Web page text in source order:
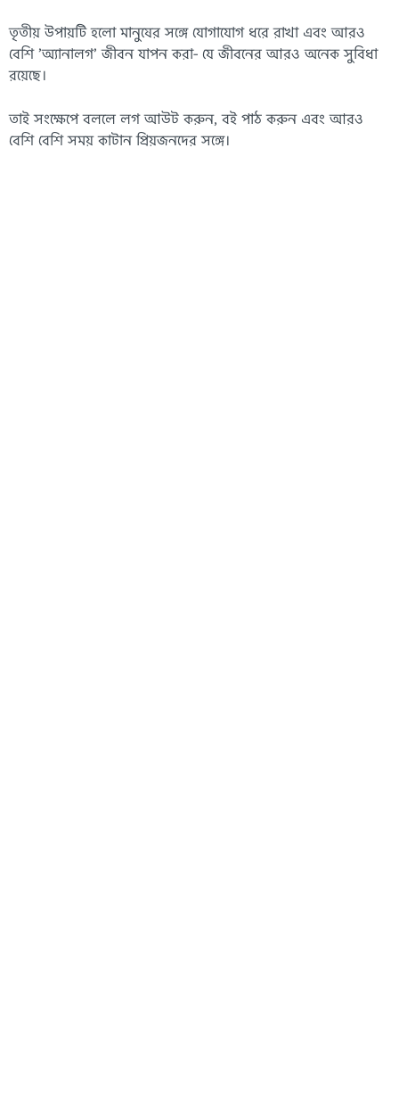
তৃতীয় উপায়টি হলো মানুষের সঙ্গে যোগাযোগ ধরে রাখা এবং আরও
বেশি ’অ্যানালগ’ জীবন যাপন করা- যে জীবনের আরও অনেক সুবিধা
রয়েছে।
তাই সংক্ষেপে বললে লগ আউট করুন, বই পাঠ করুন এবং আরও
বেশি বেশি সময় কাটান প্রিয়জনদের সঙ্গে।